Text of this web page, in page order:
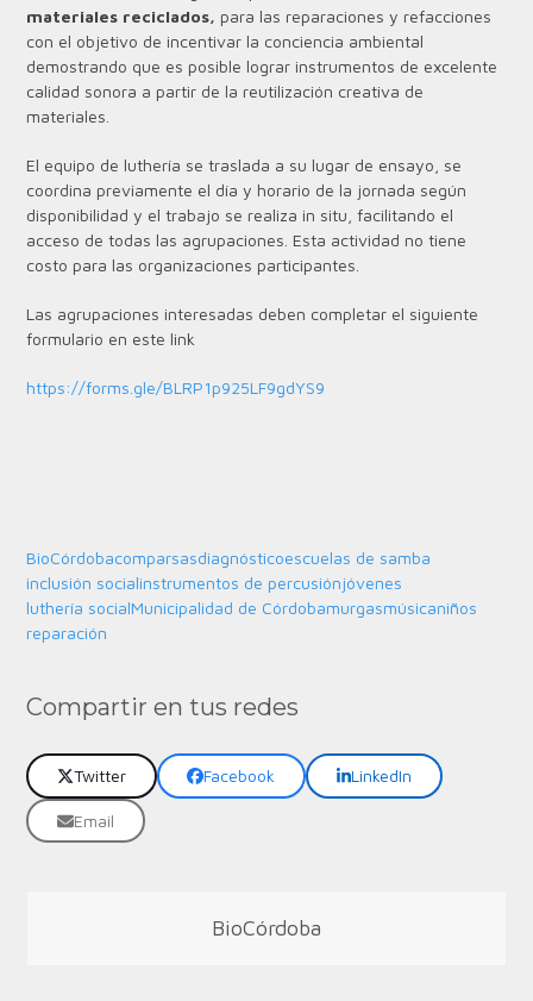
materiales reciclados, para las reparaciones y refacciones
con el objetivo de incentivar la conciencia ambiental
demostrando que es posible lograr instrumentos de excelente
calidad sonora a partir de la reutilización creativa de
materiales.
El equipo de luthería se traslada a su lugar de ensayo, se
coordina previamente el día y horario de la jornada según
disponibilidad y el trabajo se realiza in situ, facilitando el
acceso de todas las agrupaciones. Esta actividad no tiene
costo para las organizaciones participantes.
Las agrupaciones interesadas deben completar el siguiente
formulario en este link
https://forms.gle/BLRP1p925LF9gdYS9
BioCórdobacomparsasdiagnósticoescuelas de samba
inclusión socialinstrumentos de percusiónjóvenes
luthería socialMunicipalidad de Córdobamurgasmúsicaniños
reparación
Compartir en tus redes
Twitter Facebook LinkedIn
Email
BioCórdoba